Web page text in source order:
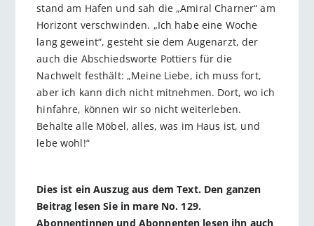
stand am Hafen und sah die „Amiral Charner“ am
Horizont verschwinden. „Ich habe eine Woche
lang geweint“, gesteht sie dem Augenarzt, der
auch die Abschiedsworte Pottiers für die
Nachwelt festhält: „Meine Liebe, ich muss fort,
aber ich kann dich nicht mitnehmen. Dort, wo ich
hinfahre, können wir so nicht weiterleben.
Behalte alle Möbel, alles, was im Haus ist, und
lebe wohl!“
Dies ist ein Auszug aus dem Text. Den ganzen
Beitrag lesen Sie in mare No. 129.
Abonnentinnen und Abonnenten lesen ihn auch